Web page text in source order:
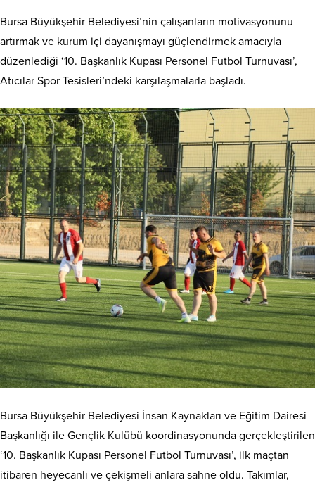
Bursa Büyükşehir Belediyesi’nin çalışanların motivasyonunu
artırmak ve kurum içi dayanışmayı güçlendirmek amacıyla
düzenlediği ‘10. Başkanlık Kupası Personel Futbol Turnuvası’,
Atıcılar Spor Tesisleri’ndeki karşılaşmalarla başladı.
Bursa Büyükşehir Belediyesi İnsan Kaynakları ve Eğitim Dairesi
Başkanlığı ile Gençlik Kulübü koordinasyonunda gerçekleştirilen
‘10. Başkanlık Kupası Personel Futbol Turnuvası’, ilk maçtan
itibaren heyecanlı ve çekişmeli anlara sahne oldu. Takımlar,